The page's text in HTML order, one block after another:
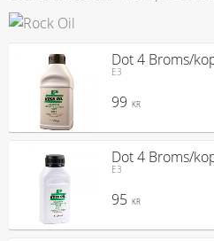
Dot 4 Broms/
E3
99 KR
Dot 4 Broms/
E3
95 KR